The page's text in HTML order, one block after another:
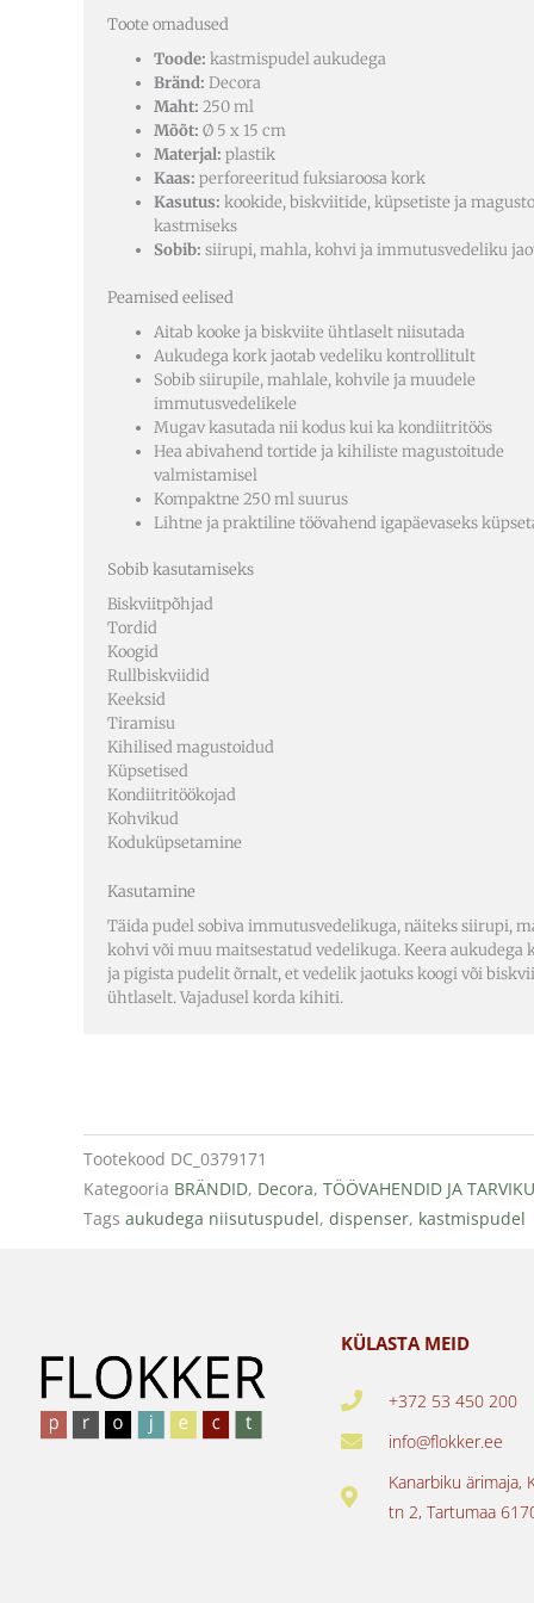
Toote omadused
Toode: kastmispudel aukudega
Bränd: Decora
Maht: 250 ml
Mõõt: Ø 5 x 15 cm
Materjal: plastik
Kaas: perforeeritud fuksiaroosa kork
Kasutus: kookide, biskviitide, küpsetiste ja
kastmiseks
Sobib: siirupi, mahla, kohvi ja immutusvedeliku
Peamised eelised
Aitab kooke ja biskviite ühtlaselt niisutada
Aukudega kork jaotab vedeliku kontrollitult
Sobib siirupile, mahlale, kohvile ja muudele
immutusvedelikele
Mugav kasutada nii kodus kui ka kondiitritöös
Hea abivahend tortide ja kihiliste magustoitude
valmistamisel
Kompaktne 250 ml suurus
Lihtne ja praktiline töövahend igapäevaseks
Sobib kasutamiseks
Biskviitpõhjad
Tordid
Koogid
Rullbiskviidid
Keeksid
Tiramisu
Kihilised magustoidud
Küpsetised
Kondiitritöökojad
Kohvikud
Koduküpsetamine
Kasutamine
Täida pudel sobiva immutusvedelikuga, näiteks siirupi,
kohvi või muu maitsestatud vedelikuga. Keera aukudega
ja pigista pudelit õrnalt, et vedelik jaotuks koogi või
ühtlaselt. Vajadusel korda kihiti.
Tootekood DC_0379171
Kategooria BRÄNDID, Decora, TÖÖVAHENDID JA
Tags aukudega niisutuspudel, dispenser, kastmispudel
KÜLASTA MEID
+372 53 450 200
info@flokker.ee
Kanarbiku ärimaja,
tn 2, Tartumaa